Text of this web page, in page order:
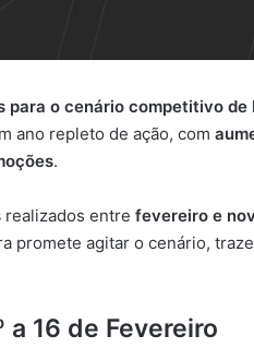
para o cenário competitivo de
ano repleto de ação, com
.
realizados entre fevereiro e
promete agitar o cenário,
a 16 de Fevereiro